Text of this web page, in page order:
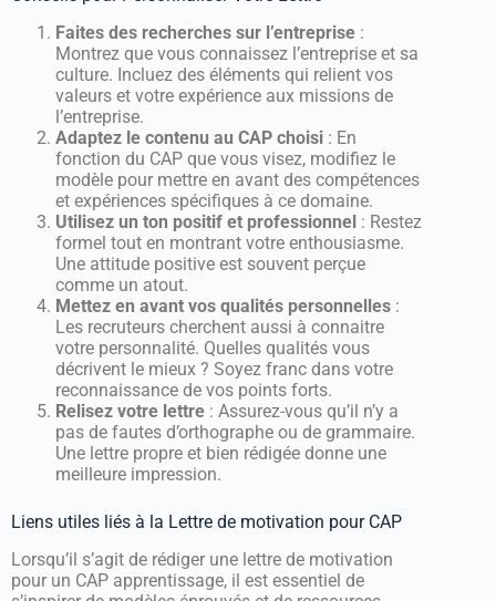
Faites des recherches sur l’entreprise :
Montrez que vous connaissez l’entreprise et sa
culture. Incluez des éléments qui relient vos
valeurs et votre expérience aux missions de
l’entreprise.
Adaptez le contenu au CAP choisi : En
fonction du CAP que vous visez, modifiez le
modèle pour mettre en avant des compétences
et expériences spécifiques à ce domaine.
Utilisez un ton positif et professionnel : Restez
formel tout en montrant votre enthousiasme.
Une attitude positive est souvent perçue
comme un atout.
Mettez en avant vos qualités personnelles :
Les recruteurs cherchent aussi à connaitre
votre personnalité. Quelles qualités vous
décrivent le mieux ? Soyez franc dans votre
reconnaissance de vos points forts.
Relisez votre lettre : Assurez-vous qu’il n’y a
pas de fautes d’orthographe ou de grammaire.
Une lettre propre et bien rédigée donne une
meilleure impression.
Liens utiles liés à la Lettre de motivation pour CAP
Lorsqu’il s’agit de rédiger une lettre de motivation
pour un CAP apprentissage, il est essentiel de